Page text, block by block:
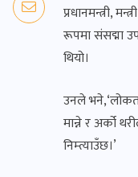
प्रधानमन्त्री,
रूपमा संसद्मा
थियो।
उनले
मान्ने र अर्को
निम्त्याउँछ।’